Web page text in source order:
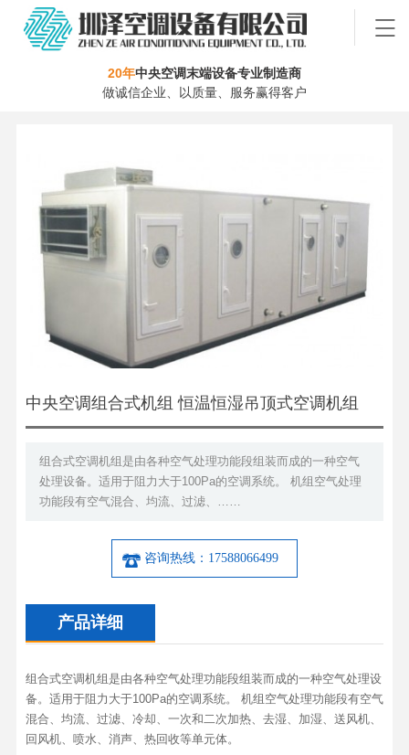
20年中央空调末端设备专业制造商
做诚信企业、以质量、服务赢得客户
中央空调组合式机组 恒温恒湿吊顶式空调机组
组合式空调机组是由各种空气处理功能段组装而成的一种空气
处理设备。适用于阻力大于100Pa的空调系统。 机组空气处理
功能段有空气混合、均流、过滤、……
咨询热线：17588066499
产品详细
组合式空调机组是由各种空气处理功能段组装而成的一种空气处理设
备。适用于阻力大于100Pa的空调系统。 机组空气处理功能段有空气
混合、均流、过滤、冷却、一次和二次加热、去湿、加湿、送风机、
回风机、喷水、消声、热回收等单元体。